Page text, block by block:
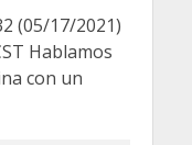
(05/17/2021)
Hablamos
con un